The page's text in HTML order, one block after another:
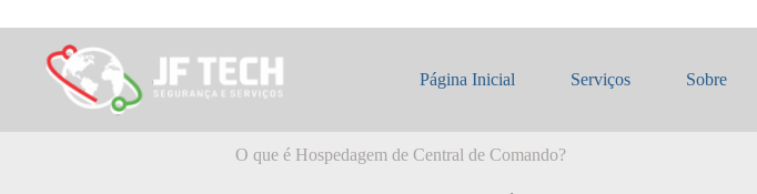
para
conteúdo
Página Inicial Serviços Sobre
O que é: Hospedagem de Central
O que é Hospedagem de Central de Comando?